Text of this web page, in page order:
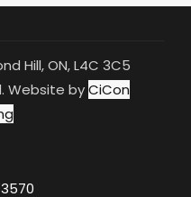
Hill, ON, L4C 3C5
Website byCiCon